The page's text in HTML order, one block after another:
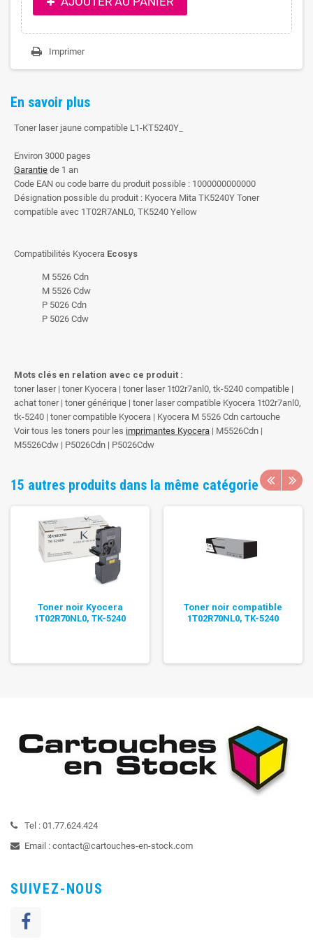
Imprimer
En savoir plus
Toner laser jaune compatible L1-KT5240Y_
Environ 3000 pages
Garantie de 1 an
Code EAN ou code barre du produit possible : 1000000000000
Désignation possible du produit : Kyocera Mita TK5240Y Toner
compatible avec 1T02R7ANL0, TK5240 Yellow
Compatibilités Kyocera Ecosys
M 5526 Cdn
M 5526 Cdw
P 5026 Cdn
P 5026 Cdw
Mots clés en relation avec ce produit :
toner laser | toner Kyocera | toner laser 1t02r7anl0, tk-5240 compatible |
achat toner | toner générique | toner laser compatible Kyocera 1t02r7anl0,
tk-5240 | toner compatible Kyocera | Kyocera M 5526 Cdn cartouche
Voir tous les toners pour les imprimantes Kyocera | M5526Cdn |
M5526Cdw | P5026Cdn | P5026Cdw
15 autres produits dans la même catégorie
Toner noir Kyocera
1T02R70NL0, TK-5240
Toner noir compatible
1T02R70NL0, TK-5240
Tel : 01.77.624.424
Email : contact@cartouches-en-stock.com
SUIVEZ-NOUS